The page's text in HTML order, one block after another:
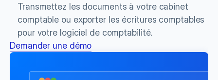
Transmettez les documents à votre cabinet
comptable ou exporter les écritures comptables
pour votre logiciel de comptabilité.
Demander une démo